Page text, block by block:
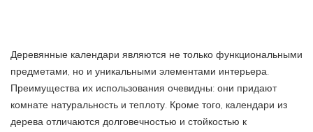
Деревянные календари являются не только функциональными
предметами, но и уникальными элементами интерьера.
Преимущества их использования очевидны: они придают
комнате натуральность и теплоту. Кроме того, календари из
дерева отличаются долговечностью и стойкостью к